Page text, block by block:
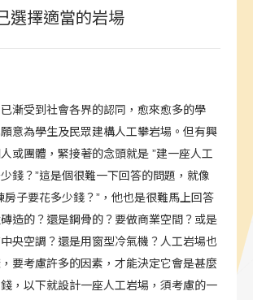
選擇適當的岩場
漸受到社會各界的認同，愈來愈多的學
意為學生及民眾建構人工攀岩場。但有興
或團體，緊接著的念頭就是 ”建一座人工
錢？”這是個很難一下回答的問題，就像
房子要花多少錢？”，他也是很難馬上回答
造的？還是鋼骨的？要做商業空間？或是
央空調？還是用窗型冷氣機？人工岩場也
要考慮許多的因素，才能決定它會是甚麼
，以下就設計一座人工岩場，須考慮的一